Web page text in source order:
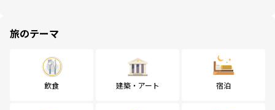
旅のテーマ
飲食 建築・アート 宿泊